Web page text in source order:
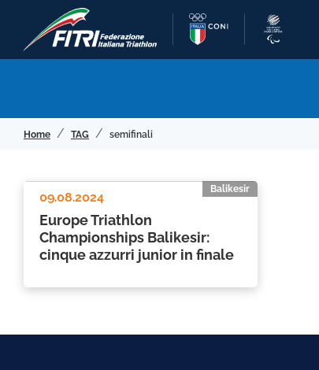
Home TAG semifinali
Balikesir
09.08.2024
Europe Triathlon
Championships Balikesir:
cinque azzurri junior in finale